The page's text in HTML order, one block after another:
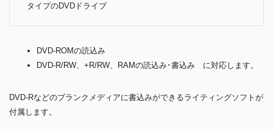
タイプのDVDドライブ
DVD-ROMの読込み
DVD-R/RW、+R/RW、RAMの読込み･書込み に対応します。
DVD-Rなどのブランクメディアに書込みができるライティングソフトが
付属します。